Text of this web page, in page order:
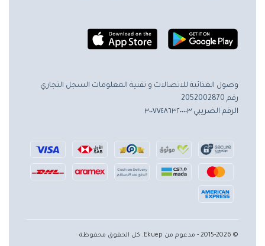
وصول الغذائية للاتصالات و تقنية المعلومات السجل التجاري
رقم 2052002870
الرقم الضريبي ٣٠٠٧٧٤٨٦٣٢٠٠٠٠٣
© 2015-2026 - مدعوم من Ekuep. كل الحقوق محفوظة